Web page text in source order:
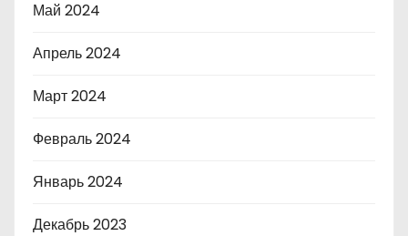
Май 2024
Апрель 2024
Март 2024
Февраль 2024
Январь 2024
Декабрь 2023